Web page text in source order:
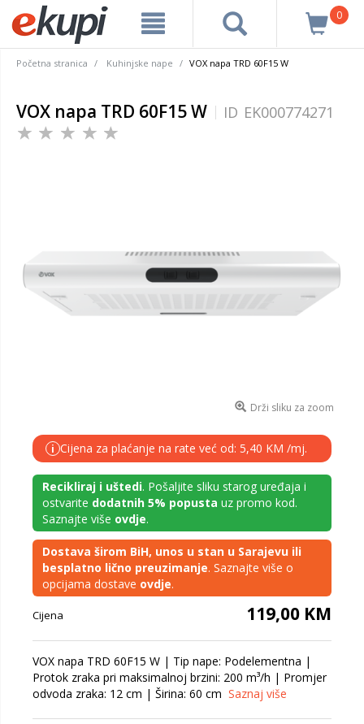
0
Početna stranica Kuhinjske nape VOX napa TRD 60F15 W
VOX napa TRD 60F15 W ID EK000774271
Drži sliku za zoom
i Cijena za plaćanje na rate već od: 5,40 KM /mj.
Recikliraj i uštedi. Pošaljite sliku starog uređaja i
ostvarite dodatnih 5% popusta uz promo kod.
Saznajte više ovdje.
Dostava širom BiH, unos u stan u Sarajevu ili
besplatno lično preuzimanje. Saznajte više o
opcijama dostave ovdje.
Cijena 119,00 KM
VOX napa TRD 60F15 W | Tip nape: Podelementna |
Protok zraka pri maksimalnoj brzini: 200 m³/h | Promjer
odvoda zraka: 12 cm | Širina: 60 cm Saznaj više